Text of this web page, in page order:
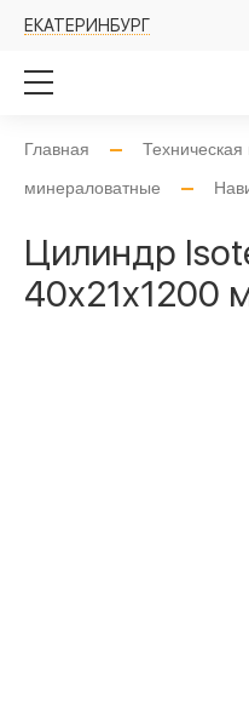
ЕКАТЕРИНБУРГ
Главная Техническая
минераловатные
Цилиндр
40x21x1200